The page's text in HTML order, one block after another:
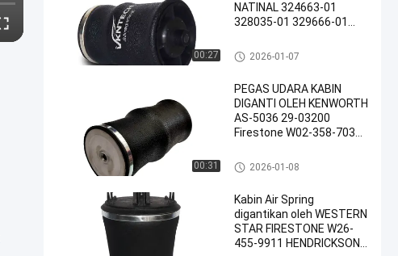
00:27
NATINAL 324663-01
328035-01 329666-01
Mata Air Kabin
2026-01-07
00:31
PEGAS UDARA KABIN
DIGANTI OLEH KENWORTH
AS-5036 29-03200
Firestone W02-358-7036
UDARA BERKUALITAS
TINGGI
Mata Air Kabin
2026-01-08
Kabin Air Spring
digantikan oleh WESTERN
STAR FIRESTONE W26-
455-9911 HENDRICKSON